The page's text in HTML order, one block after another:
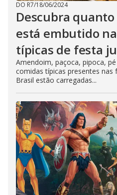
DO R7/18/06/2024
Descubra
está embutido
típicas de festa
Amendoim, paçoca, pipoca,
comidas típicas presentes
Brasil estão carregadas...